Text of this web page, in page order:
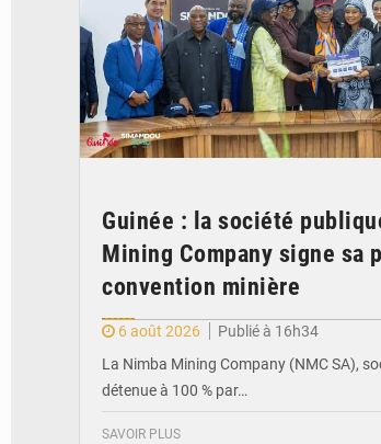
Guinée : la société
Mining Company signe sa
convention minière
6 août 2026
Publié à 16h34
La Nimba Mining Company (NMC SA),
détenue à 100 % par…
SAVOIR PLUS